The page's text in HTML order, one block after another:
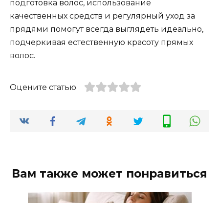
подготовка волос, использование
качественных средств и регулярный уход за
прядями помогут всегда выглядеть идеально,
подчеркивая естественную красоту прямых
волос.
Оцените статью
Вам также может понравиться